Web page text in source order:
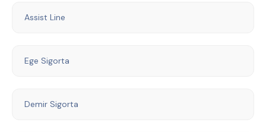
Assist Line
Ege Sigorta
Demir Sigorta